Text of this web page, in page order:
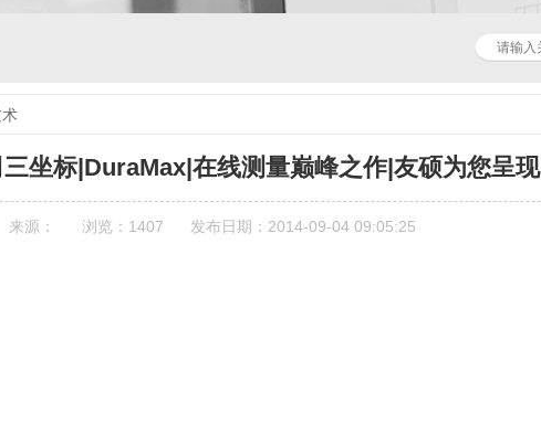
坐标|DuraMax|在线测量巅峰之作|友硕为您呈现
来源： 浏览： 1407 发布日期：2014-09-04 09:05:25